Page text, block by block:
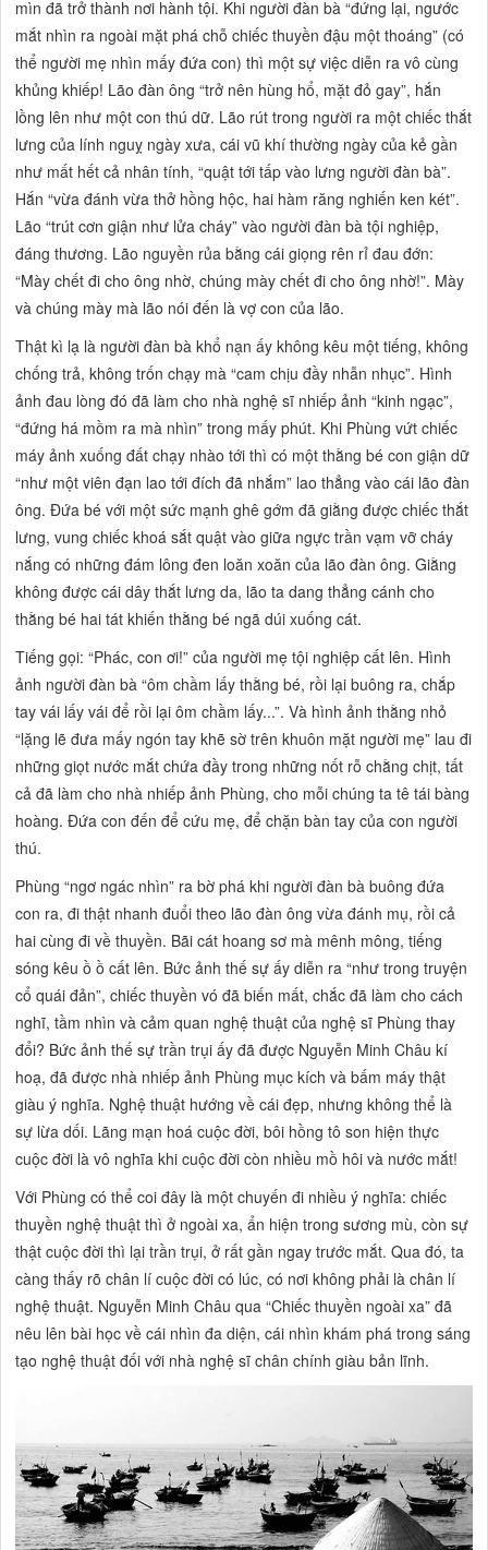
mìn đã trở thành nơi hành tội. Khi người đàn bà“đứng lại, ngước
mắt nhìn ra ngoài mặt phá chỗ chiếc thuyền đậu một thoáng” (có
thể người mẹ nhìn mấy đứa con) thì một sự việc diễn ra vô cùng
khủng khiếp! Lão đàn ông“trở nên hùng hổ, mặt đỏ gay”, hắn
lồng lên như một con thú dữ. Lão rút trong người ra một chiếc thắt
lưng của lính nguỵ ngày xưa, cái vũ khí thường ngày của kẻ gần
như mất hết cả nhân tính,“quật tới tấp vào lưng người đàn bà”.
Hắn“vừa đánh vừa thở hồng hộc, hai hàm răng nghiến ken két”.
Lão “trútcơn giận như lửa cháy” vào người đàn bà tội nghiệp,
đáng thương. Lão nguyền rủa bằng cái giọng rên rỉ đau đớn:
“Mày chết đi cho ông nhờ, chúng mày chết đi cho ông nhờ!”. Mày
vàchúng mày mà lão nói đến là vợ con của lão.
Thật kì lạ là người đàn bà khổ nạn ấy không kêu một tiếng, không
chống trả, không trốn chạy mà“cam chịu đầy nhẫn nhục”. Hình
ảnh đau lòng đó đã làm cho nhà nghệ sĩ nhiếp ảnh“kinh ngạc”,
“đứng há mồm ra mà nhìn”trong mấy phút. Khi Phùng vứt chiếc
máy ảnh xuống đất chạy nhào tới thì có một thằng bé con giận dữ
“như một viên đạn lao tới đích đã nhắm” lao thẳng vào cái lão đàn
ông. Đứa bé với một sức mạnh ghê gớm đã giằng được chiếc thắt
lưng, vung chiếc khoá sắt quật vào giữa ngực trần vạm vỡ cháy
nắng có những đám lông đen loăn xoăn của lão đàn ông. Giằng
không được cái dây thắt lưng da, lão ta dang thẳng cánh cho
thằng bé hai tát khiến thằng bé ngã dúi xuống cát.
Tiếng gọi:“Phác, con ơi!” của người mẹ tội nghiệp cất lên. Hình
ảnh người đàn bà“ôm chầm lấy thằng bé, rồi lại buông ra, chắp
tay vái lấy vái để rồi lại ôm chầm lấy...”. Và hình ảnh thằng nhỏ
“lặng lẽ đưa mấy ngón tay khẽ sờ trên khuôn mặt người mẹ” lau đi
những giọt nước mắt chứa đầy trong những nốt rỗ chằng chịt, tất
cả đã làm cho nhà nhiếp ảnh Phùng, cho mỗi chúng ta tê tái bàng
hoàng. Đứa con đến để cứu mẹ, để chặn bàn tay của con người
thú.
Phùng“ngơ ngác nhìn” ra bờ phá khi người đàn bà buông đứa
con ra, đi thật nhanh đuổi theo lão đàn ông vừa đánh mụ, rồi cả
hai cùng đi về thuyền. Bãi cát hoang sơ mà mênh mông, tiếng
sóng kêu ồ ồ cất lên. Bức ảnh thế sự ấy diễn ra“như trong truyện
cổ quái đản”, chiếc thuyền vó đã biến mất, chắc đã làm cho cách
nghĩ, tầm nhìn và cảm quan nghệ thuật của nghệ sĩ Phùng thay
đổi? Bức ảnh thế sự trần trụi ấy đã được Nguyễn Minh Châu kí
hoạ, đã được nhà nhiếp ảnh Phùng mục kích và bấm máy thật
giàu ý nghĩa. Nghệ thuật hướng về cái đẹp, nhưng không thể là
sự lừa dối. Lãng mạn hoá cuộc đời, bôi hồng tô son hiện thực
cuộc đời là vô nghĩa khi cuộc đời còn nhiều mồ hôi và nước mắt!
Với Phùng có thể coi đây là một chuyến đi nhiều ý nghĩa: chiếc
thuyền nghệ thuật thì ở ngoài xa, ẩn hiện trong sương mù, còn sự
thật cuộc đời thì lại trần trụi, ở rất gần ngay trước mắt. Qua đó, ta
càng thấy rõ chân lí cuộc đời có lúc, có nơi không phải là chân lí
nghệ thuật. Nguyễn Minh Châu qua“Chiếc thuyền ngoài xa” đã
nêu lên bài học về cái nhìn đa diện, cái nhìn khám phá trong sáng
tạo nghệ thuật đối với nhà nghệ sĩ chân chính giàu bản lĩnh.